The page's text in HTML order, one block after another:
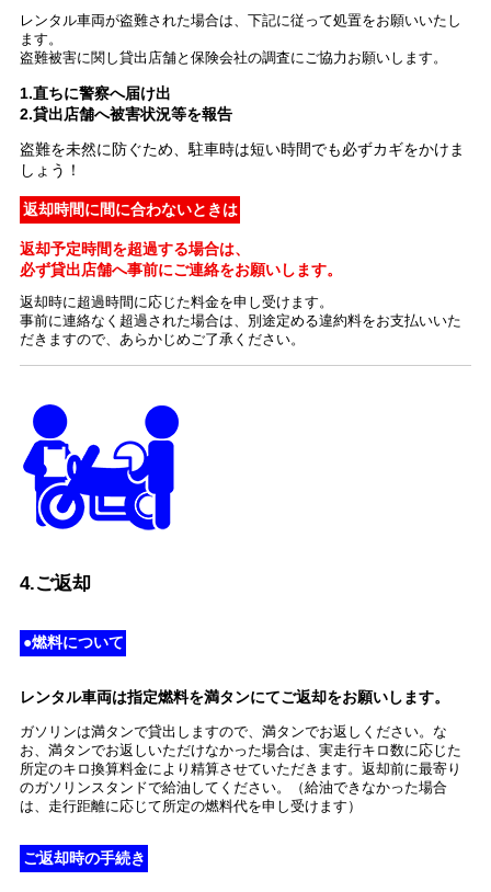
レンタル車両が盗難された場合は、下記に従って処置をお願いいたし
ます。
盗難被害に関し貸出店舗と保険会社の調査にご協力お願いします。
1.直ちに警察へ届け出
2.貸出店舗へ被害状況等を報告
盗難を未然に防ぐため、駐車時は短い時間でも必ずカギをかけま
しょう！
返却時間に間に合わないときは
返却予定時間を超過する場合は、
必ず貸出店舗へ事前にご連絡をお願いします。
返却時に超過時間に応じた料金を申し受けます。
事前に連絡なく超過された場合は、別途定める違約料をお支払いいた
だきますので、あらかじめご了承ください。
4.ご返却
●燃料について
レンタル車両は指定燃料を満タンにてご返却をお願いします。
ガソリンは満タンで貸出しますので、満タンでお返しください。な
お、満タンでお返しいただけなかった場合は、実走行キロ数に応じた
所定のキロ換算料金により精算させていただきます。返却前に最寄り
のガソリンスタンドで給油してください。（給油できなかった場合
は、走行距離に応じて所定の燃料代を申し受けます）
ご返却時の手続き